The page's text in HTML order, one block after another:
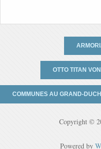
OTTO TITAN
COMMUNES AU GRAND-
Copyright ©
Powered by